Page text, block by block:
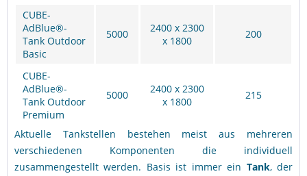
CUBE-
AdBlue®-
Tank Outdoor
Basic
5000
2400 x 2300
x 1800
200
CUBE-
AdBlue®-
Tank Outdoor
Premium
5000
2400 x 2300
x 1800
215
Aktuelle Tankstellen bestehen meist aus mehreren
verschiedenen Komponenten die individuell
zusammengestellt werden. Basis ist immer ein Tank, der